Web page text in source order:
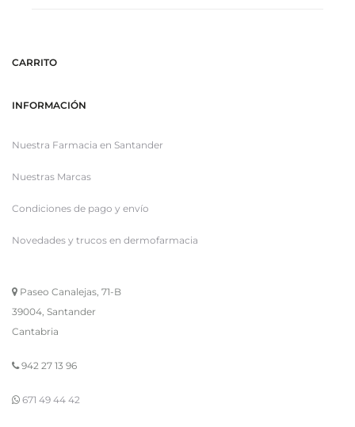
CARRITO
INFORMACIÓN
Nuestra Farmacia en Santander
Nuestras Marcas
Condiciones de pago y envío
Novedades y trucos en dermofarmacia
Paseo Canalejas, 71-B
39004, Santander
Cantabria
942 27 13 96
671 49 44 42